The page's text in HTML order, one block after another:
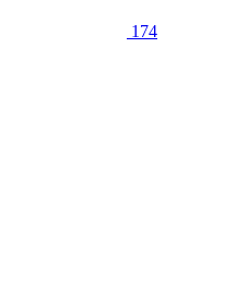
174